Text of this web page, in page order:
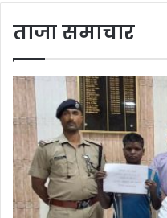
ताजा समाचार